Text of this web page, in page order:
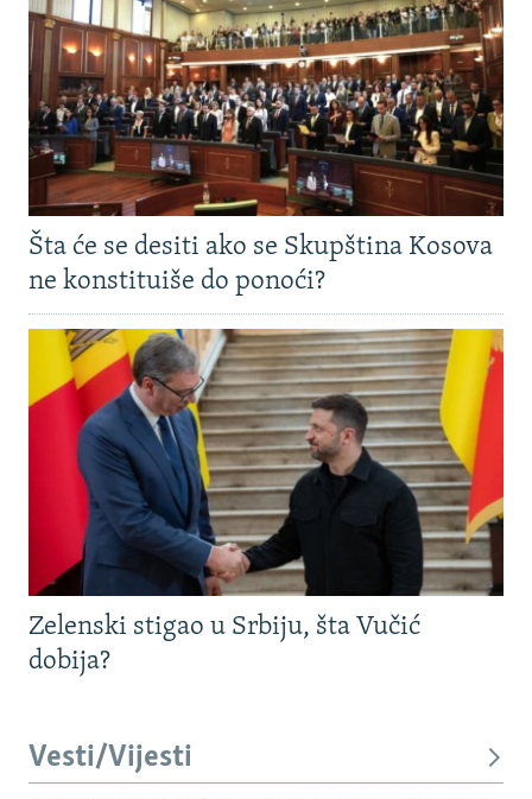
MOJA EVROPA
TRI DECENIJE OD RATA U BIH
SVE KARTE DEJTONA
NASTANAK I RASPAD JUGOSLAVIJE
Šta će se desiti ako se Skupština Kosova
ne konstituiše do ponoći?
Zelenski stigao u Srbiju, šta Vučić
dobija?
Vesti/Vijesti